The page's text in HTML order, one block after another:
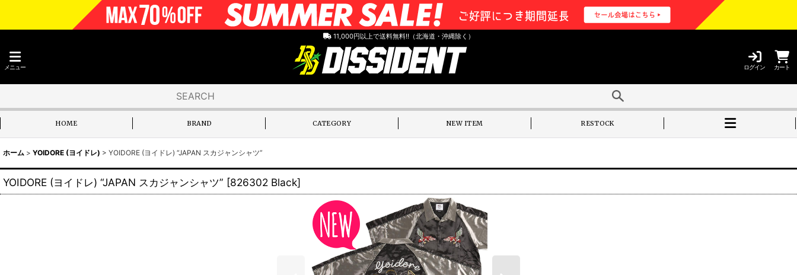
11,000円以上で送料無料!!（北海道・沖縄除く）
メニュー ログイン カート
HOME BRAND CATEGORY NEW ITEM RESTOCK
ホーム > YOIDORE (ヨイドレ) > YOIDORE (ヨイドレ) “JAPAN スカジャンシャツ”
YOIDORE (ヨイドレ) “JAPAN スカジャンシャツ” [826302 Black]